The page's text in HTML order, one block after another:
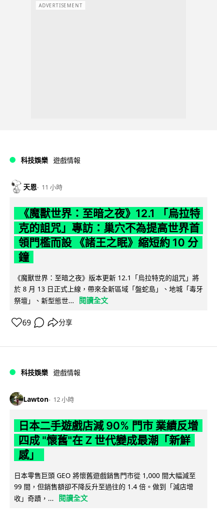
ADVERTISEMENT
科技娛樂 遊戲情報
天恩 11 小時
《魔獸世界：至暗之夜》12.1 「烏拉特
克的詛咒」專訪：巢穴不為提高世界首
領門檻而設 《諸王之眠》縮短約 10 分
鐘
《魔獸世界：至暗之夜》版本更新 12.1「烏拉特克的詛咒」將
於 8 月 13 日正式上線，帶來全新區域「盤蛇島」、地城「毒牙
祭壇」、新型態世...
閱讀全文
69 分享
科技娛樂 遊戲情報
Lawton 12 小時
日本二手遊戲店減 90% 門市 業績反增
四成 "懷舊"在 Z 世代變成最潮「新鮮
感」
日本零售巨頭 GEO 將懷舊遊戲銷售門市從 1,000 間大幅減至
99 間，但銷售額卻不降反升至過往的 1.4 倍。做到「減店增
收」奇蹟，...
閱讀全文